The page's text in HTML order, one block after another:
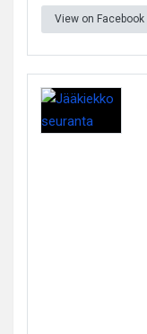
View on Facebook